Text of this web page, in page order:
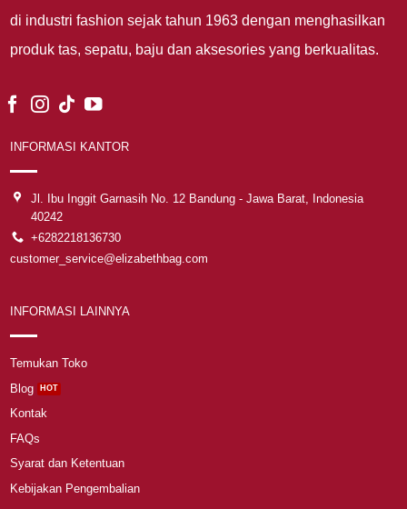
di industri fashion sejak tahun 1963 dengan menghasilkan
produk tas, sepatu, baju dan aksesories yang berkualitas.
INFORMASI KANTOR
Jl. Ibu Inggit Garnasih No. 12 Bandung - Jawa Barat, Indonesia
40242
+6282218136730
customer_service@elizabethbag.com
INFORMASI LAINNYA
Temukan Toko
Blog
Kontak
FAQs
Syarat dan Ketentuan
Kebijakan Pengembalian